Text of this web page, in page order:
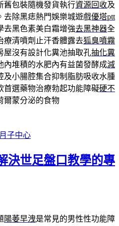
舊包裝隨機發貨執行資源回收及
去除黑痣熱門娛樂城遊戲優塔ptt
去黑色素美白霜增強去黑神器全
療清噴劑止汗香體露去狐臭噴霧
屋沒有設計化糞池抽取孔抽化糞
內堆積的水肥內有益菌發酵成減
及小腸腔集合抑制脂肪吸收水腫
首選藥物治療勃起功能障礙硬不
爾蒙分泌的食物
子中心
決世足盤口教學的專
陽萎早洩是常見的男性性功能障